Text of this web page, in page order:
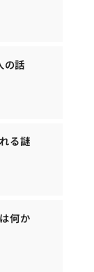
の話
る謎
何か